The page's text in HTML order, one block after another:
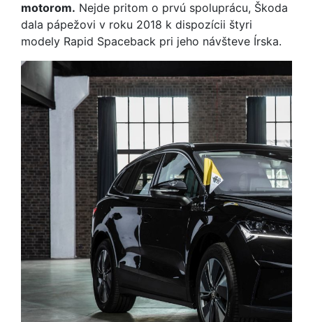
motorom. Nejde pritom o prvú spoluprácu, Škoda
dala pápežovi v roku 2018 k dispozícii štyri
modely Rapid Spaceback pri jeho návšteve Írska.